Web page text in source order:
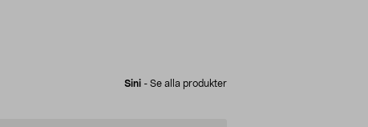
Sini - Se alla produkter